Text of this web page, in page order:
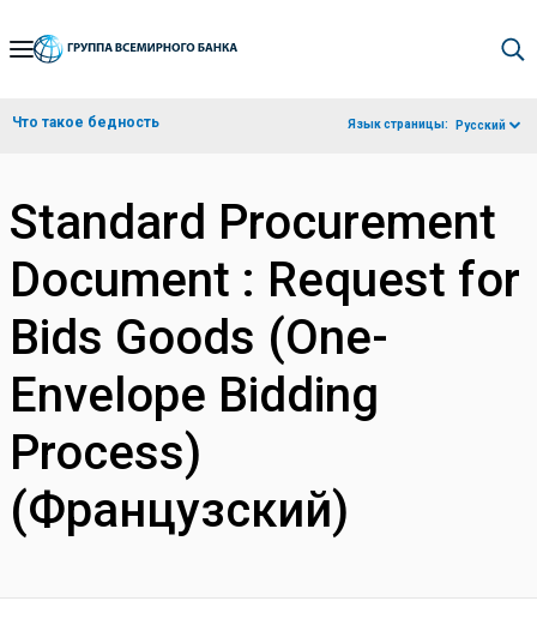
Skip
Navigation
Что такое бедность Язык страницы: Русский
Standard Procurement
Document : Request for
Bids Goods (One-
Envelope Bidding
Process)
(Французский)